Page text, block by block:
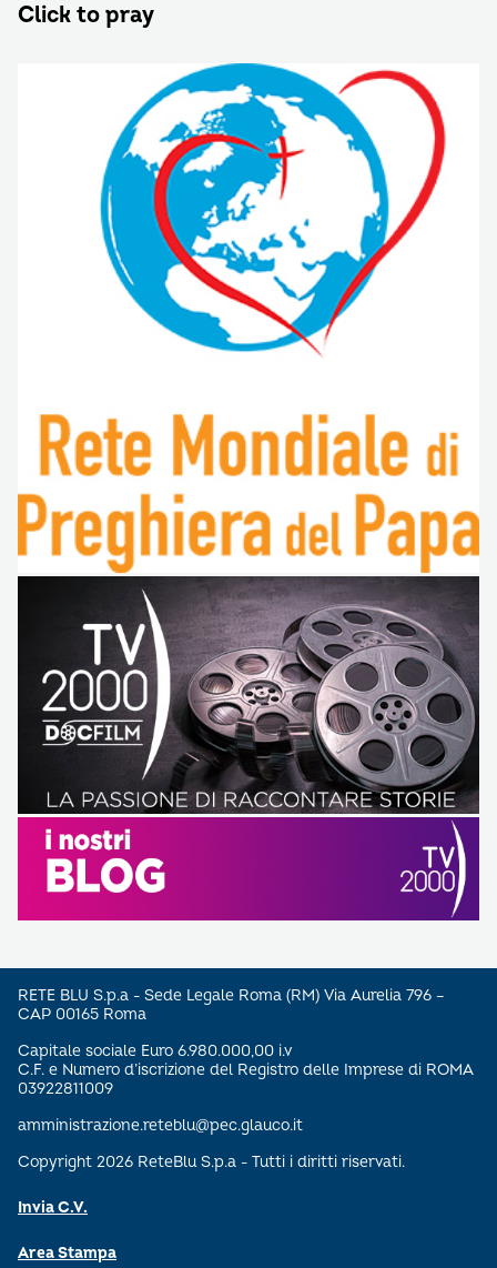
Click to pray
RETE BLU S.p.a - Sede Legale Roma (RM) Via Aurelia 796 –
CAP 00165 Roma
Capitale sociale Euro 6.980.000,00 i.v
C.F. e Numero d’iscrizione del Registro delle Imprese di ROMA
03922811009
amministrazione.reteblu@pec.glauco.it
Copyright 2026 ReteBlu S.p.a - Tutti i diritti riservati.
Invia C.V.
Area Stampa